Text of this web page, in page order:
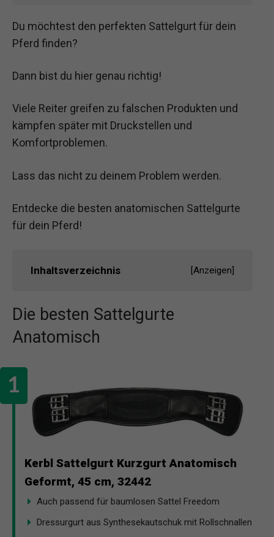
Du möchtest den perfekten Sattelgurt für dein
Pferd finden?
Dann bist du hier genau richtig!
Viele Reiter greifen zu falschen Produkten und
kämpfen später mit Druckstellen und
Komfortproblemen.
Lass das nicht zu deinem Problem werden.
Entdecke die besten anatomischen Sattelgurte
für dein Pferd!
Inhaltsverzeichnis [Anzeigen]
Die besten Sattelgurte
Anatomisch
Kerbl Sattelgurt Kurzgurt Anatomisch
Geformt, 45 cm, 32442
Auch passend für baumlosen Sattel Freedom
Dressurgurt aus Synthesekautschuk mit Rollschnallen